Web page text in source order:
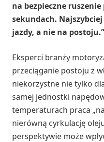
na bezpieczne
sekundach.
jazdy, a nie na postoju.”
Eksperci branży
przeciąganie postoju z
niekorzystne nie tylko
samej jednostki
temperaturach praca
nierówną cyrkulację
perspektywie może